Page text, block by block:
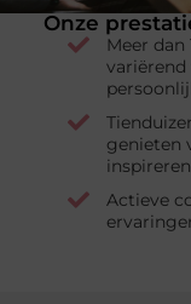
Onze
Meer
genieten
Actieve